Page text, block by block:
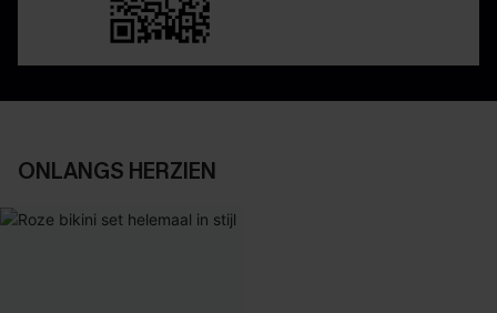
ONLANGS HERZIEN